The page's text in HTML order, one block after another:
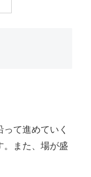
て進めていく
。また、場が盛